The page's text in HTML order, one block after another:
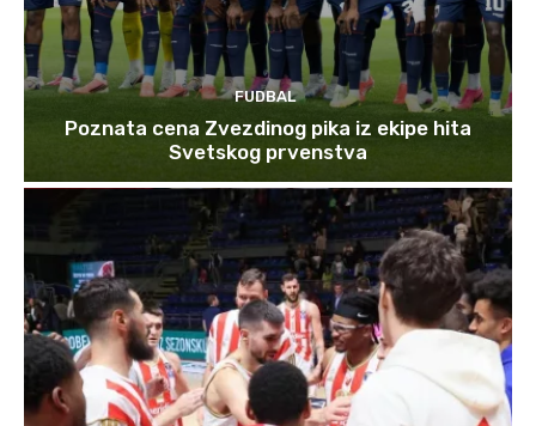
FUDBAL
Poznata cena Zvezdinog pika iz ekipe hita
Svetskog prvenstva